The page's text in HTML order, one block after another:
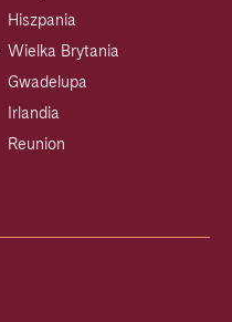
Hiszpania
Wielka Brytania
Gwadelupa
Irlandia
Reunion